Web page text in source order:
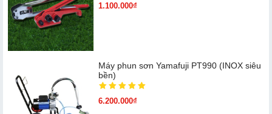
1.100.000₫
Máy phun sơn Yamafuji PT990 (INOX siêu
bền)
6.200.000₫